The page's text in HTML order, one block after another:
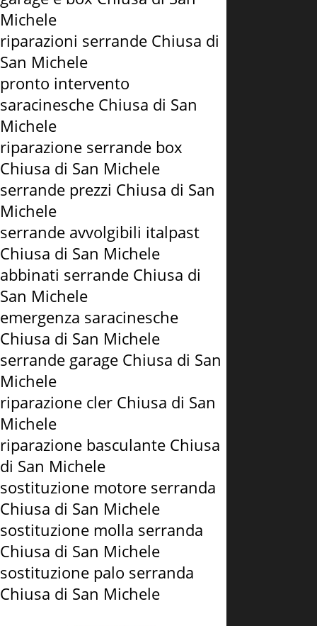
Michele
riparazioni serrande Chiusa di
San Michele
pronto intervento
saracinesche Chiusa di San
Michele
riparazione serrande box
Chiusa di San Michele
serrande prezzi Chiusa di San
Michele
serrande avvolgibili italpast
Chiusa di San Michele
abbinati serrande Chiusa di
San Michele
emergenza saracinesche
Chiusa di San Michele
serrande garage Chiusa di San
Michele
riparazione cler Chiusa di San
Michele
riparazione basculante Chiusa
di San Michele
sostituzione motore serranda
Chiusa di San Michele
sostituzione molla serranda
Chiusa di San Michele
sostituzione palo serranda
Chiusa di San Michele